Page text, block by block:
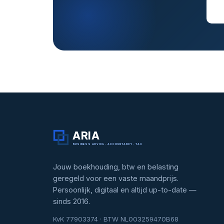
ARIA
BUSINESS ADVICE · ACCOUNTANCY · TAX
Jouw boekhouding, btw en belasting
geregeld voor een vaste maandprijs.
Persoonlijk, digitaal en altijd up-to-date —
sinds 2016.
KvK 77903374 · BTW NL003259470B68